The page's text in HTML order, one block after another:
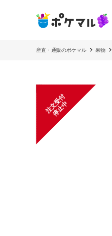
産直・通販のポケマル 果物
注
文
受
付
停
止
中